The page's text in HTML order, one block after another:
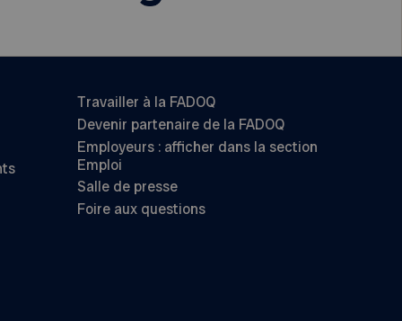
Travailler à la FADOQ
Devenir partenaire de la FADOQ
Employeurs : afficher dans la section
Emploi
Salle de presse
Foire aux questions